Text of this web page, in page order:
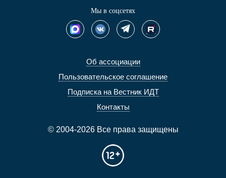
Об ассоциации
Пользовательское соглашение
Подписка на Вестник ИДТ
Контакты
© 2004-2026 Все права защищены
Мы в соцсетях